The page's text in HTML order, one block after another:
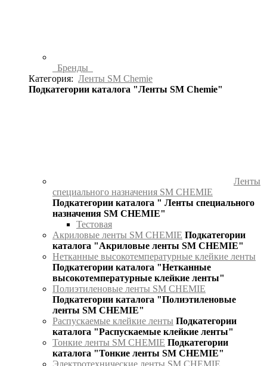
Бренды
Категория: Ленты SM Chemie
Подкатегории каталога "Ленты SM Chemie"
Ленты
специального назначения SM CHEMIE
Подкатегории каталога " Ленты специального
назначения SM CHEMIE"
Тестовая
Акриловые ленты SM CHEMIE Подкатегории
каталога "Акриловые ленты SM CHEMIE"
Нетканные высокотемпературные клейкие ленты
Подкатегории каталога "Нетканные
высокотемпературные клейкие ленты"
Полиэтиленовые ленты SM CHEMIE
Подкатегории каталога "Полиэтиленовые
ленты SM CHEMIE"
Распускаемые клейкие ленты Подкатегории
каталога "Распускаемые клейкие ленты"
Тонкие ленты SM CHEMIE Подкатегории
каталога "Тонкие ленты SM CHEMIE"
Электротехнические ленты SM CHEMIE